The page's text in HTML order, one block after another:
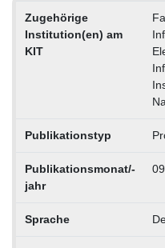
Zugehörige
Institution(en) am
KIT
Publikationstyp
Publikationsmonat/-
jahr
Sprache